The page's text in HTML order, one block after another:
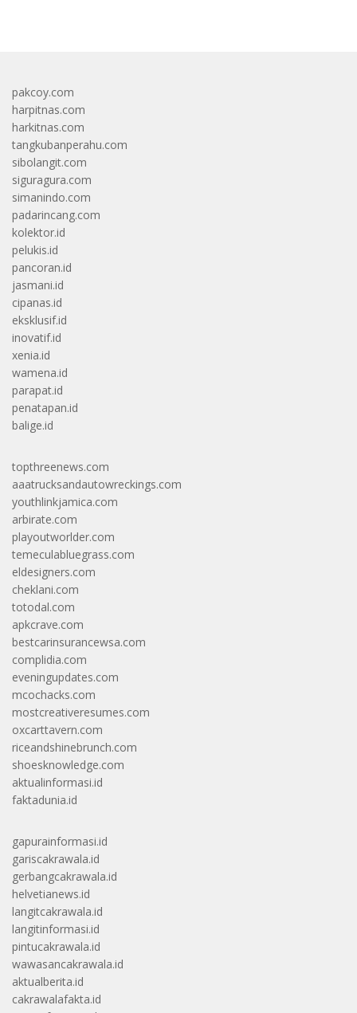
pakcoy.com
harpitnas.com
harkitnas.com
tangkubanperahu.com
sibolangit.com
siguragura.com
simanindo.com
padarincang.com
kolektor.id
pelukis.id
pancoran.id
jasmani.id
cipanas.id
eksklusif.id
inovatif.id
xenia.id
wamena.id
parapat.id
penatapan.id
balige.id
topthreenews.com
aaatrucksandautowreckings.com
youthlinkjamica.com
arbirate.com
playoutworlder.com
temeculabluegrass.com
eldesigners.com
cheklani.com
totodal.com
apkcrave.com
bestcarinsurancewsa.com
complidia.com
eveningupdates.com
mcochacks.com
mostcreativeresumes.com
oxcarttavern.com
riceandshinebrunch.com
shoesknowledge.com
aktualinformasi.id
faktadunia.id
gapurainformasi.id
gariscakrawala.id
gerbangcakrawala.id
helvetianews.id
langitcakrawala.id
langitinformasi.id
pintucakrawala.id
wawasancakrawala.id
aktualberita.id
cakrawalafakta.id